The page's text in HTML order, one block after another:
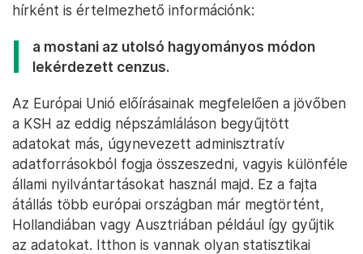
hírként is értelmezhető információnk:
a mostani az utolsó hagyományos módon
lekérdezett cenzus.
Az Európai Unió előírásainak megfelelően a jövőben
a KSH az eddig népszámláláson begyűjtött
adatokat más, úgynevezett adminisztratív
adatforrásokból fogja összeszedni, vagyis különféle
állami nyilvántartásokat használ majd. Ez a fajta
átállás több európai országban már megtörtént,
Hollandiában vagy Ausztriában például így gyűjtik
az adatokat. Itthon is vannak olyan statisztikai